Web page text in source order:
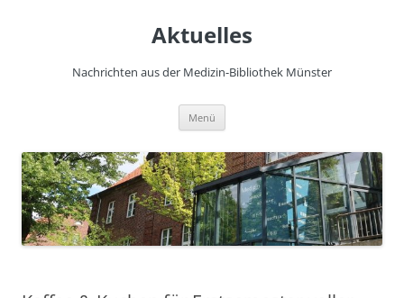
Aktuelles
Nachrichten aus der Medizin-Bibliothek Münster
Menü